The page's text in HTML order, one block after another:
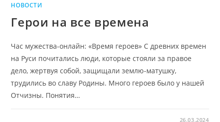
НОВОСТИ
Герои на все времена
Час мужества-онлайн: «Время героев» С древних времен
на Руси почитались люди, которые стояли за правое
дело, жертвуя собой, защищали землю-матушку,
трудились во славу Родины. Много героев было у нашей
Отчизны. Понятия…
26.03.2024